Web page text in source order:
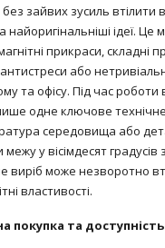
зайвих зусиль втілити
найоригінальніші ідеї. Це
прикраси, складні
або нетривіальні
та офісу. Під час
одне ключове
середовища або
у вісімдесят градусів
виріб може незворотно
властивості.
покупка та